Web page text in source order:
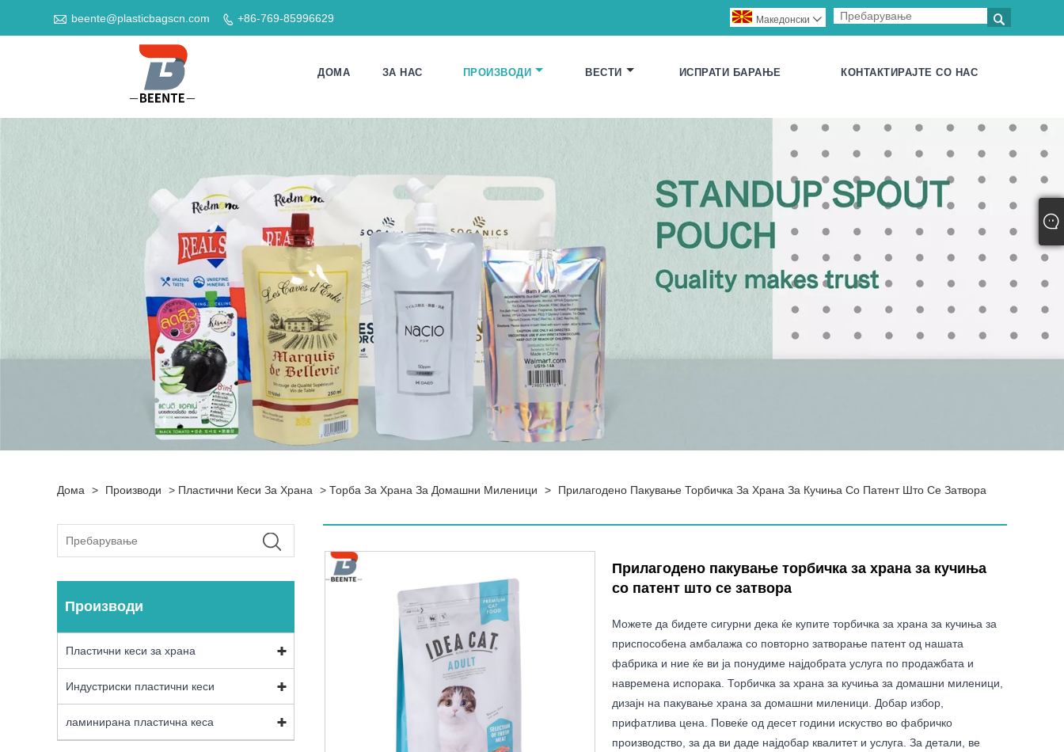
 beente@plasticbagscn.com  +86-769-85996629 
Македонски 
ДОМА ЗА НАС ПРОИЗВОДИ ВЕСТИ ИСПРАТИ БАРАЊЕ КОНТАКТИРАЈТЕ СО НАС
Дома > Производи > Пластични Кеси За Храна > Торба За Храна За Домашни Миленици > Прилагодено Пакување Торбичка За Храна За Кучиња Со Патент Што Се Затвора
Производи
Пластични кеси за храна
Индустриски пластични кеси
ламинирана пластична кеса
Прилагодено пакување торбичка за храна за кучиња
со патент што се затвора
Можете да бидете сигурни дека ќе купите торбичка за храна за кучиња за
приспособена амбалажа со повторно затворање патент од нашата
фабрика и ние ќе ви ја понудиме најдобрата услуга по продажбата и
навремена испорака. Торбичка за храна за кучиња за домашни миленици,
дизајн на пакување храна за домашни миленици. Добар избор,
прифатлива цена. Повеќе од десет години искуство во фабричко
производство, за да ви даде најдобар квалитет и услуга. За детали, ве